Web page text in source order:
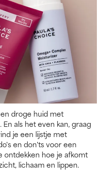
droge huid met
als het even kan, graag
je een lijstje met
en don'ts voor een
ontdekken hoe je afkomt
lichaam en lippen.